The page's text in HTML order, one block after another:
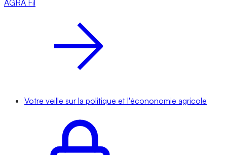
AGRA Fil
Votre veille sur la politique et l'écononomie agricole